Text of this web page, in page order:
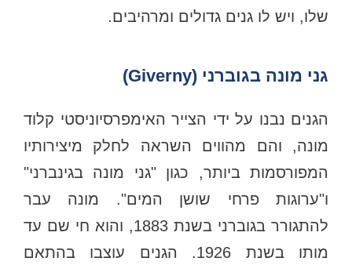
שלו, ויש לו גנים גדולים ומרהיבים.
גני מונה בגוברני (Giverny)
הגנים נבנו על ידי הצייר האימפרסיוניסטי קלוד
מונה, והם מהווים השראה לחלק מיצירותיו
המפורסמות ביותר, כגון "גני מונה בגינברני"
ו"ערוגות פרחי שושן המים". מונה עבר
להתגורר בגוברני בשנת 1883, והוא חי שם עד
מותו בשנת 1926. הגנים עוצבו בהתאם